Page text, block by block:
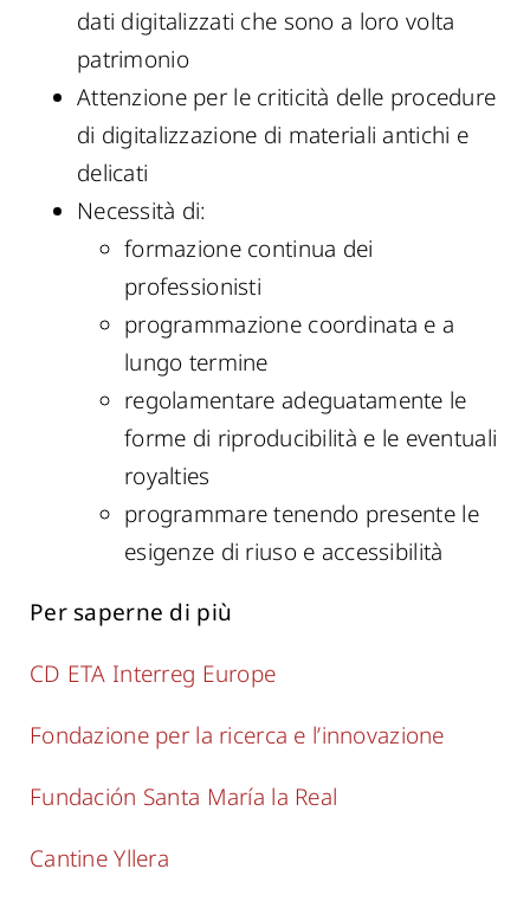
dati digitalizzati che sono a loro volta
patrimonio
Attenzione per le criticità delle procedure
di digitalizzazione di materiali antichi e
delicati
Necessità di:
formazione continua dei
professionisti
programmazione coordinata e a
lungo termine
regolamentare adeguatamente le
forme di riproducibilità e le eventuali
royalties
programmare tenendo presente le
esigenze di riuso e accessibilità
Per saperne di più
CD ETA Interreg Europe
Fondazione per la ricerca e l’innovazione
Fundación Santa María la Real
Cantine Yllera